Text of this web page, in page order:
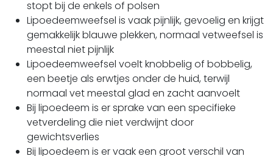
stopt bij de enkels of polsen
Lipoedeemweefsel is vaak pijnlijk, gevoelig en krijgt
gemakkelijk blauwe plekken, normaal vetweefsel is
meestal niet pijnlijk
Lipoedeemweefsel voelt knobbelig of bobbelig,
een beetje als erwtjes onder de huid, terwijl
normaal vet meestal glad en zacht aanvoelt
Bij lipoedeem is er sprake van een specifieke
vetverdeling die niet verdwijnt door
gewichtsverlies
Bij lipoedeem is er vaak een groot verschil van